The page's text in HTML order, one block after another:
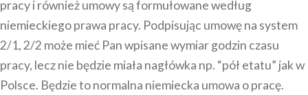
pracy i również umowy są formułowane według
niemieckiego prawa pracy. Podpisując umowę na system
2/1, 2/2 może mieć Pan wpisane wymiar godzin czasu
pracy, lecz nie będzie miała nagłówka np. “pół etatu” jak w
Polsce. Będzie to normalna niemiecka umowa o pracę.